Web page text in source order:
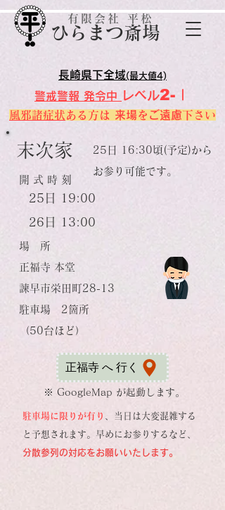
有限会社 平松
​ひらまつ斎場
長崎県下全域(最大値4)
警戒警報 発令中 レベル2-Ⅰ
風邪諸症状ある方は 来場を ご遠慮下さい
末次家
開 式 時 刻
25日 19:00
26日 13:00
場 所
正福寺 本堂
諫早市栄田町28-13
駐車場 2箇所
（50台ほど）
25日 16:30頃(予定)から
お参り可能です。
正福寺 へ 行く
※ GoogleMap が起動します。
駐車場に限りが有り
、当日は大変混雑する
と予想されます。早めにお参りするなど、
分散参列の対応をお願いいたします。